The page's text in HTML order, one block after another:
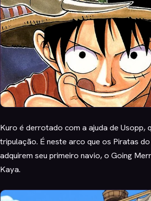
Kuro é derrotado com a ajuda de Usopp,
tripulação. É neste arco que os Piratas do
adquirem seu primeiro navio, o Going
Kaya.